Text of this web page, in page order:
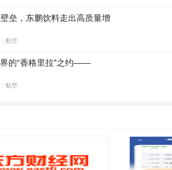
垒，东鹏饮料走出高质量增
航空
的“香格里拉”之约——
航空